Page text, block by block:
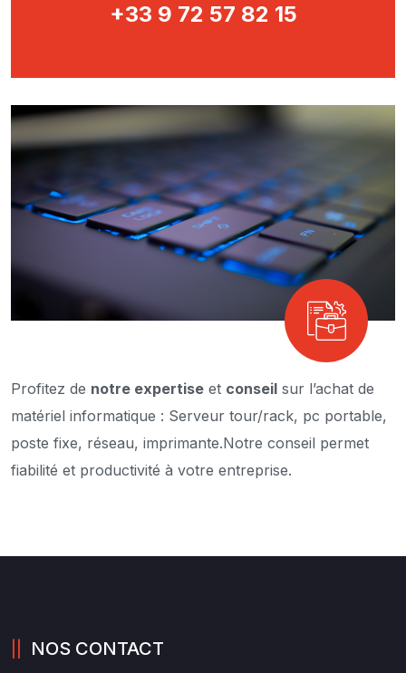
+33 9 72 57 82 15
Profitez de notre expertise et conseil sur l’achat de
matériel informatique : Serveur tour/rack, pc portable,
poste fixe, réseau, imprimante.Notre conseil permet
fiabilité et productivité à votre entreprise.
NOS CONTACT